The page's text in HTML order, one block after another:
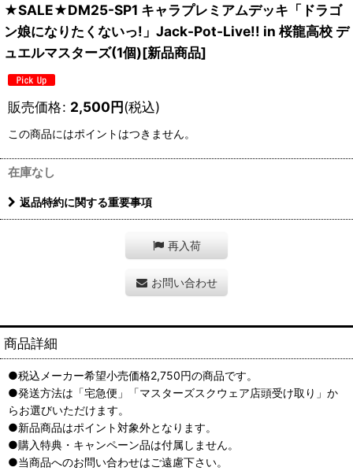
★SALE★DM25-SP1 キャラプレミアムデッキ「ドラゴ
ン娘になりたくないっ!」Jack-Pot-Live!! in 桜龍高校 デ
ュエルマスターズ(1個)[新品商品]
販売価格: 2,500円(税込)
この商品にはポイントはつきません。
在庫なし
返品特約に関する重要事項
再入荷
お問い合わせ
商品詳細
●税込メーカー希望小売価格2,750円の商品です。
●発送方法は「宅急便」「マスターズスクウェア店頭受け取り」か
らお選びいただけます。
●新品商品はポイント対象外となります。
●購入特典・キャンペーン品は付属しません。
●当商品へのお問い合わせはご遠慮下さい。